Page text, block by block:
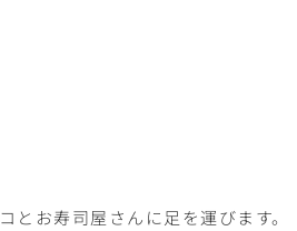
お寿司屋さんに足を運びます。